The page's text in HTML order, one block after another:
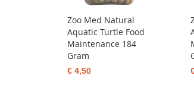
Zoo Med Natural
Aquatic Turtle Food
Maintenance 184
Gram
€ 4,50